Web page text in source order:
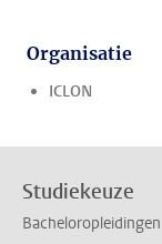
Organisatie
ICLON
Studiekeuze
Bacheloropleidingen